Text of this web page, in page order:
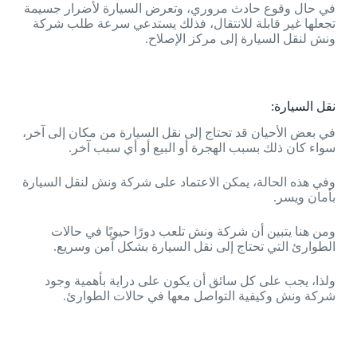
في حال وقوع حادث مروري، وتعرض السيارة لأضرار جسيمة
تجعلها غير قابلة للانتقال، فذلك يستدعي سرعة طلب شركة
ونش لنقل السيارة إلى مركز الإصلاح.
نقل السيارة:
في بعض الأحيان قد تحتاج إلى نقل السيارة من مكان إلى آخر،
سواء كان ذلك بسبب الهجرة أو البيع أو أي سبب آخر.
وفي هذه الحالة، يمكن الاعتماد على شركة ونش لنقل السيارة
بأمان ويسر.
ومن هنا يتبين أن شركة ونش تلعب دورًا حيويًا في حالات
الطوارئ التي تحتاج إلى نقل السيارة بشكل آمن وسريع.
ولذا، يجب على كل سائق أن يكون على دراية بأهمية وجود
شركة ونش وكيفية التواصل معها في حالات الطوارئ.